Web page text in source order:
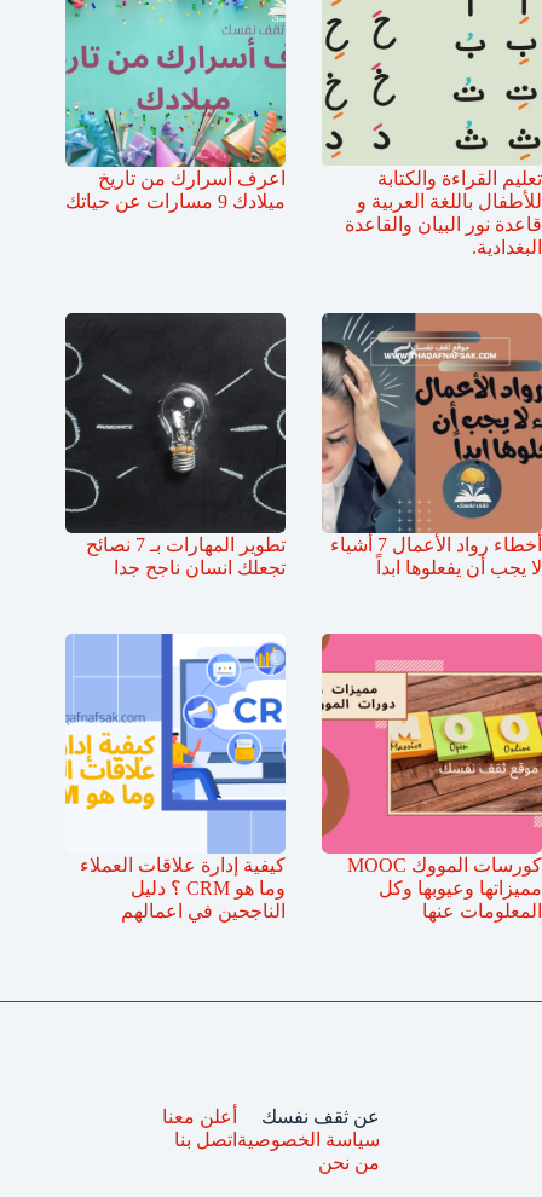
تعليم القراءة والكتابة
للأطفال باللغة العربية و
قاعدة نور البيان والقاعدة
البغدادية.
اعرف أسرارك من تاريخ
ميلادك 9 مسارات عن حياتك
أخطاء رواد الأعمال 7 أشياء
لا يجب أن يفعلوها ابداً
تطوير المهارات بـ 7 نصائح
تجعلك انسان ناجح جدا
كورسات المووك MOOC
مميزاتها وعيوبها وكل
المعلومات عنها
كيفية إدارة علاقات العملاء
وما هو CRM ؟ دليل
الناجحين في اعمالهم
عن ثقف نفسك
سياسة الخصوصية
من نحن
أعلن معنا
اتصل بنا